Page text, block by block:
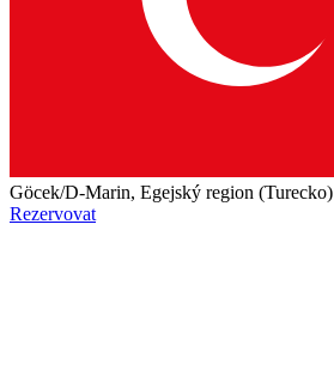
Göcek/D-Marin, Egejský region (Turecko)
Rezervovat